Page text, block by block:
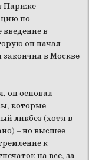
Париже
по
в
он начал
в Москве
он основал
которые
ликбез (хотя в
– но высшее
к
на все, за